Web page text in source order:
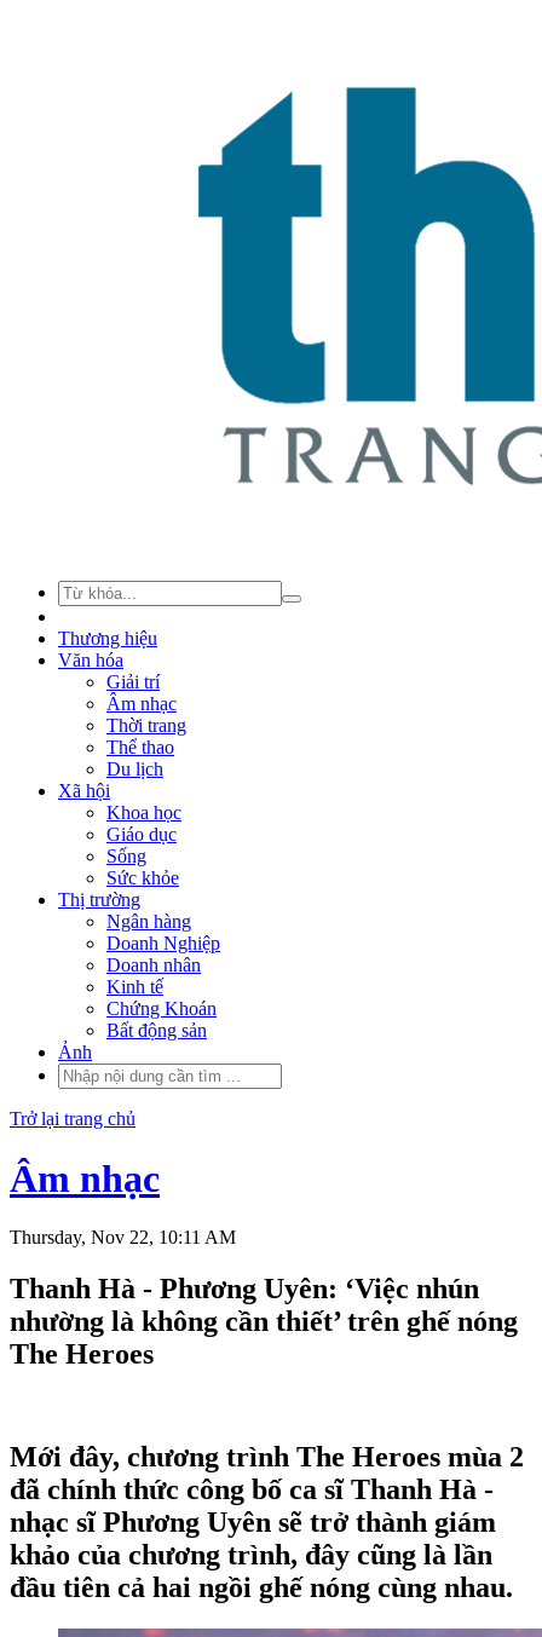
Thương hiệu
Văn hóa
Giải trí
Âm nhạc
Thời trang
Thể thao
Du lịch
Xã hội
Khoa học
Giáo dục
Sống
Sức khỏe
Thị trường
Ngân hàng
Doanh Nghiệp
Doanh nhân
Kinh tế
Chứng Khoán
Bất động sản
Ảnh
Trở lại trang chủ
Âm nhạc
Thursday, Nov 22, 10:11 AM
Thanh Hà - Phương Uyên: ‘Việc nhún
nhường là không cần thiết’ trên ghế nóng
The Heroes
Mới đây, chương trình The Heroes mùa 2
đã chính thức công bố ca sĩ Thanh Hà -
nhạc sĩ Phương Uyên sẽ trở thành giám
khảo của chương trình, đây cũng là lần
đầu tiên cả hai ngồi ghế nóng cùng nhau.